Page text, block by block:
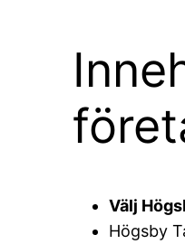
Välj
Högsby